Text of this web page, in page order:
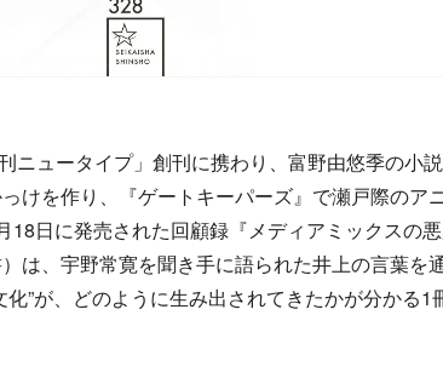
ニュータイプ」創刊に携わり、富野由悠季の小
けを作り、『ゲートキーパーズ』で瀬戸際のア
18日に発売された回顧録『メディアミックスの
は、宇野常寛を聞き手に語られた井上の言葉を
”が、どのように生み出されてきたかが分かる1